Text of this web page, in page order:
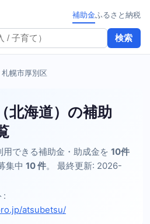
検索
補助金ふるさと納税
幌市厚別区
北海道）の補助
できる補助金・助成金を 10件
集中 10 件。 最終更新: 2026-
:
atsubetsu/